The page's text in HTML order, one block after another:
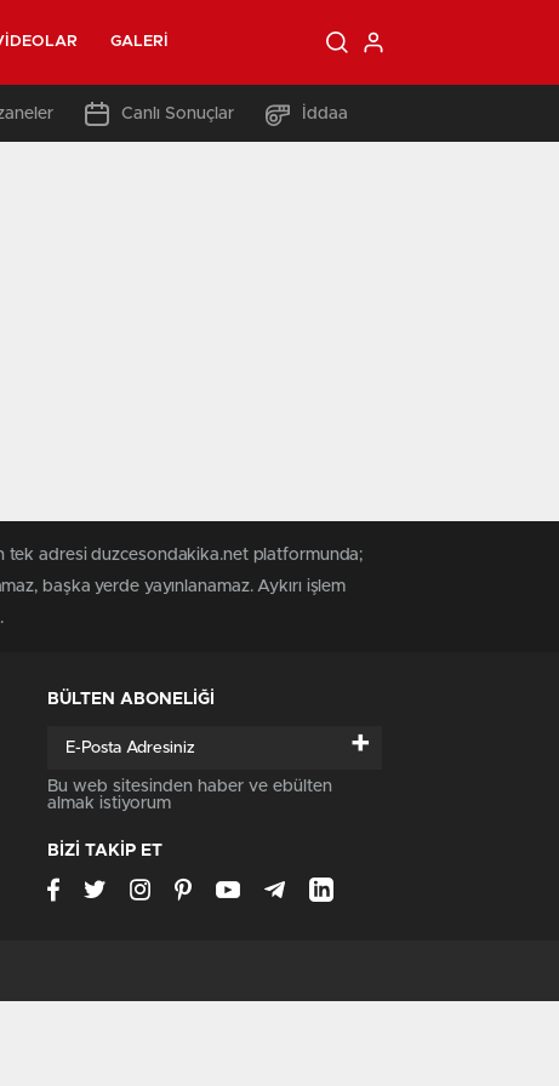
GALERI
Canlı Sonuçlar İddaa
tek adresi duzcesondakika.net platformunda;
başka yerde yayınlanamaz. Aykırı işlem
BÜLTEN ABONELİĞİ
+
Bu web sitesinden haber ve ebülten
almak istiyorum
BİZİ TAKİP ET